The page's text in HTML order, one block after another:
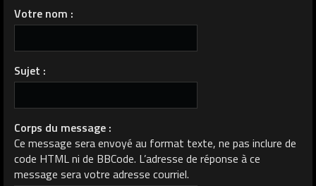
Votre nom :
Sujet :
Corps du message :
Ce message sera envoyé au format texte, ne pas inclure de
code HTML ni de BBCode. L’adresse de réponse à ce
message sera votre adresse courriel.